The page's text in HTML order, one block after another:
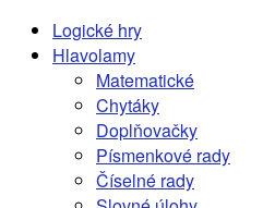
Logické hry
Hlavolamy
Matematické
Chytáky
Doplňovačky
Písmenkové rady
Číselné rady